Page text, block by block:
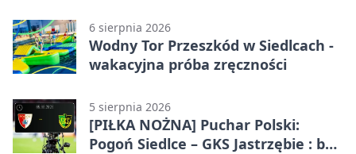
6 sierpnia 2026
Wodny Tor Przeszkód w Siedlcach -
wakacyjna próba zręczności
5 sierpnia 2026
[PIŁKA NOŻNA] Puchar Polski:
Pogoń Siedlce – GKS Jastrzębie : bez